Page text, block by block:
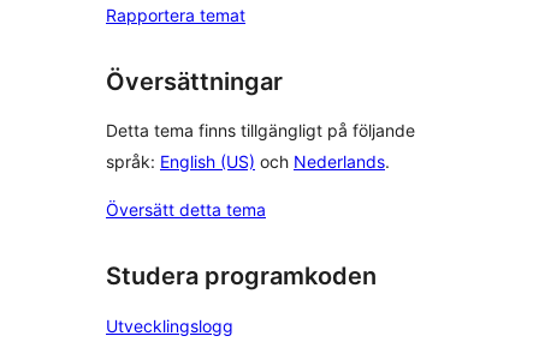
Rapportera temat
Översättningar
Detta tema finns tillgängligt på följande
språk: English (US) och Nederlands.
Översätt detta tema
Studera programkoden
Utvecklingslogg